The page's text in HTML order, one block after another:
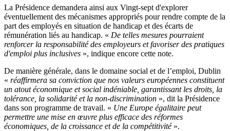
La Présidence demandera ainsi aux Vingt-sept d'explorer
éventuellement des mécanismes appropriés pour rendre compte de la
part des employés en situation de handicap et des écarts de
rémunération liés au handicap. « De telles mesures pourraient
renforcer la responsabilité des employeurs et favoriser des pratiques
d'emploi plus inclusives », indique encore cette note.
De manière générale, dans le domaine social et de l’emploi, Dublin
« réaffirmera sa conviction que nos valeurs européennes constituent
un atout économique et social indéniable, garantissant les droits, la
tolérance, la solidarité et la non-discrimination », dit la Présidence
dans son programme de travail. « Une Europe égalitaire peut
permettre une mise en œuvre plus efficace des réformes
économiques, de la croissance et de la compétitivité».